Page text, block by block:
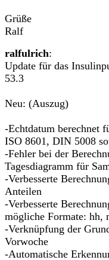
Grüße
Ralf
ralfulrich:
Update für das
53.3
Neu: (Auszug)
-Echtdatum berechnet
ISO 8601, DIN 5008
-Fehler bei der
Tagesdiagramm für
-Verbesserte
Anteilen
-Verbesserte
mögliche Formate: hh,
-Verknüpfung der
Vorwoche
-Automatische